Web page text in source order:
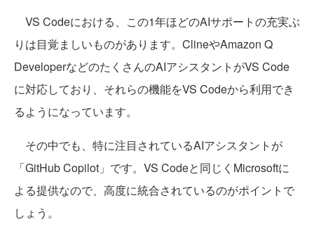
VS Codeにおける、この1年ほどのAIサポートの充実ぶ
りは目覚ましいものがあります。ClineやAmazon Q
DeveloperなどのたくさんのAIアシスタントがVS Code
に対応しており、それらの機能をVS Codeから利用でき
るようになっています。
その中でも、特に注目されているAIアシスタントが
「GitHub Copilot」です。VS Codeと同じくMicrosoftに
よる提供なので、高度に統合されているのがポイントで
しょう。